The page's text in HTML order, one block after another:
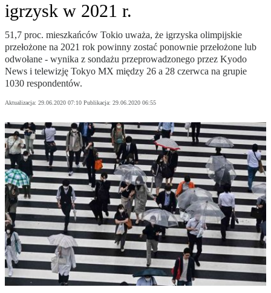
igrzysk w 2021 r.
51,7 proc. mieszkańców Tokio uważa, że igrzyska olimpijskie
przełożone na 2021 rok powinny zostać ponownie przełożone lub
odwołane - wynika z sondażu przeprowadzonego przez Kyodo
News i telewizję Tokyo MX między 26 a 28 czerwca na grupie
1030 respondentów.
Aktualizacja: 29.06.2020 07:10 Publikacja: 29.06.2020 06:55